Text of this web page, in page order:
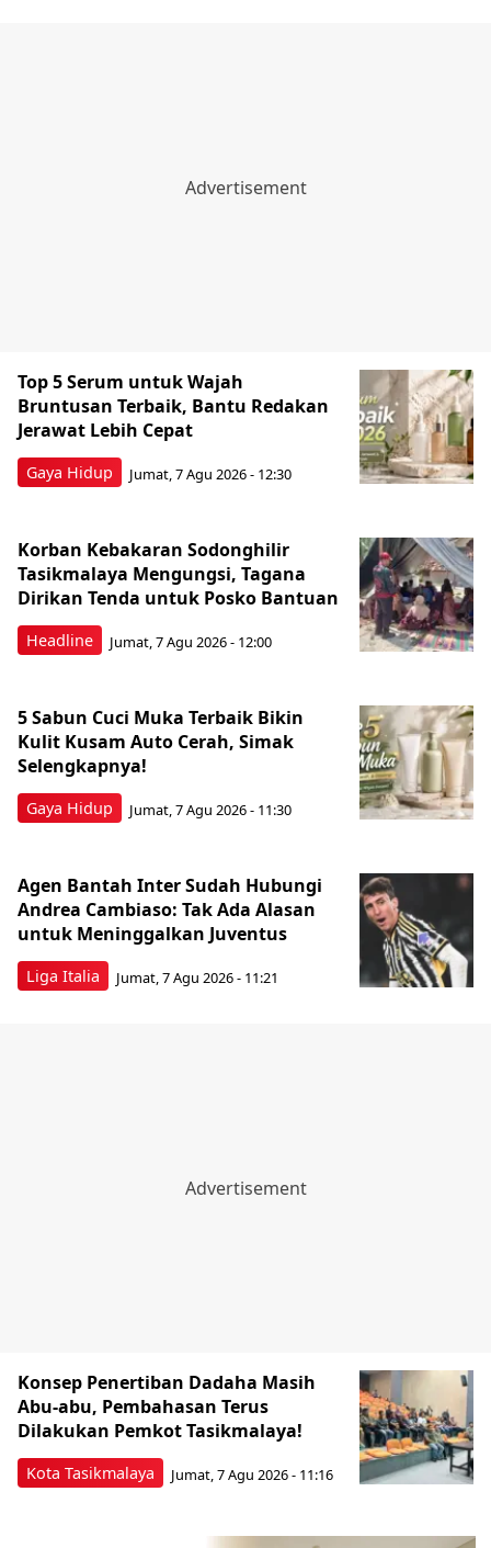
Gaya Hidup
Top 5 Serum untuk Wajah
Bruntusan Terbaik, Bantu Redakan
Jerawat Lebih Cepat
Jumat, 7 Agu 2026 - 12:30
Headline
Korban Kebakaran Sodonghilir
Tasikmalaya Mengungsi, Tagana
Dirikan Tenda untuk Posko Bantuan
Jumat, 7 Agu 2026 - 12:00
Gaya Hidup
5 Sabun Cuci Muka Terbaik Bikin
Kulit Kusam Auto Cerah, Simak
Selengkapnya!
Jumat, 7 Agu 2026 - 11:30
Liga Italia
Agen Bantah Inter Sudah Hubungi
Andrea Cambiaso: Tak Ada Alasan
untuk Meninggalkan Juventus
Jumat, 7 Agu 2026 - 11:21
Kota Tasikmalaya
Konsep Penertiban Dadaha Masih
Abu-abu, Pembahasan Terus
Dilakukan Pemkot Tasikmalaya!
Jumat, 7 Agu 2026 - 11:16